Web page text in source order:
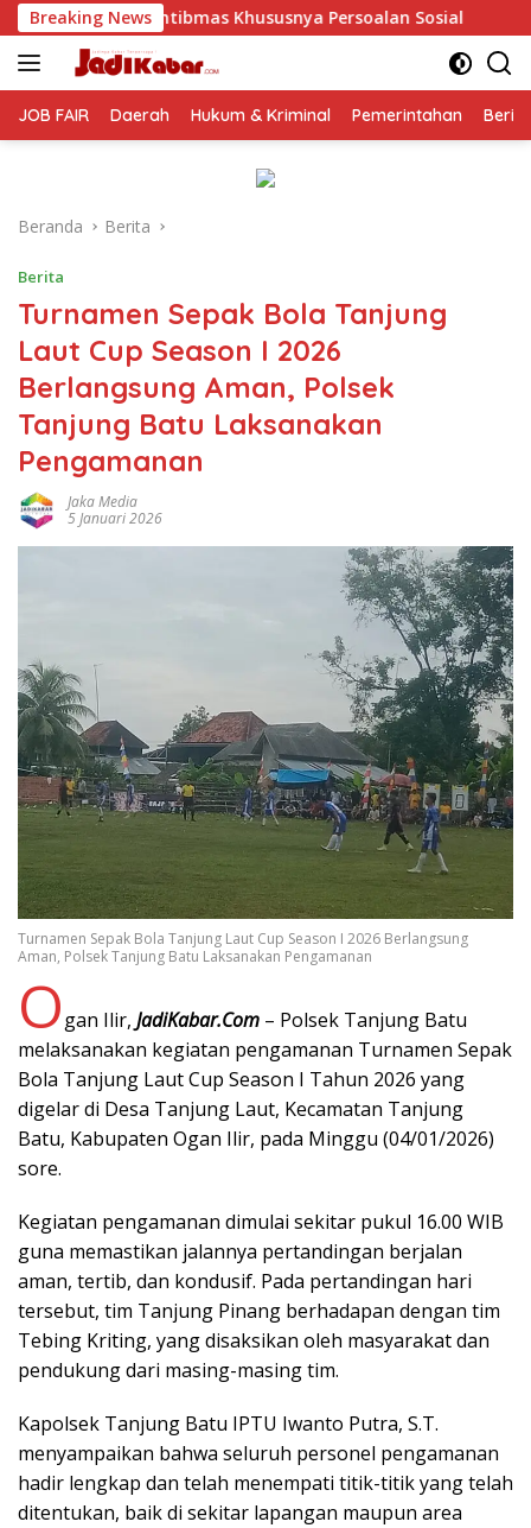
Langsung
ke
konten
Breaking News
Persoalan Sosial Polresta Malang Kota Gelar
JOB FAIR Daerah Hukum & Kriminal Pemerintahan
Beranda Berita
Berita
Turnamen Sepak Bola Tanjung
Laut Cup Season I 2026
Berlangsung Aman, Polsek
Tanjung Batu Laksanakan
Pengamanan
Jaka Media
5 Januari 2026
Turnamen Sepak Bola Tanjung Laut Cup Season I 2026 Berlangsung
Aman, Polsek Tanjung Batu Laksanakan Pengamanan
Ogan Ilir, JadiKabar.Com – Polsek Tanjung Batu
melaksanakan kegiatan pengamanan Turnamen Sepak
Bola Tanjung Laut Cup Season I Tahun 2026 yang
digelar di Desa Tanjung Laut, Kecamatan Tanjung
Batu, Kabupaten Ogan Ilir, pada Minggu (04/01/2026)
sore.
Kegiatan pengamanan dimulai sekitar pukul 16.00 WIB
guna memastikan jalannya pertandingan berjalan
aman, tertib, dan kondusif. Pada pertandingan hari
tersebut, tim Tanjung Pinang berhadapan dengan tim
Tebing Kriting, yang disaksikan oleh masyarakat dan
pendukung dari masing-masing tim.
Kapolsek Tanjung Batu IPTU Iwanto Putra, S.T.
menyampaikan bahwa seluruh personel pengamanan
hadir lengkap dan telah menempati titik-titik yang telah
ditentukan, baik di sekitar lapangan maupun area